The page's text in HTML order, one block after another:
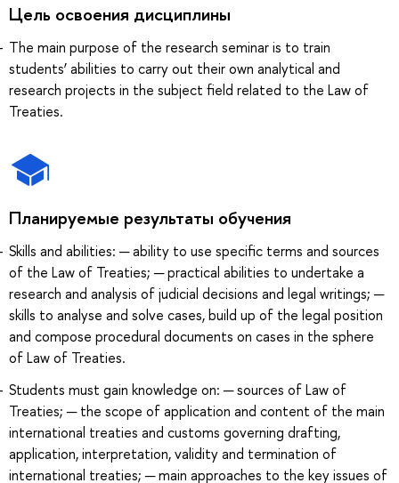
Цель освоения дисциплины
The main purpose of the research seminar is to train
students’ abilities to carry out their own analytical and
research projects in the subject field related to the Law of
Treaties.
Планируемые результаты обучения
Skills and abilities: ─ ability to use specific terms and sources
of the Law of Treaties; ─ practical abilities to undertake a
research and analysis of judicial decisions and legal writings; ─
skills to analyse and solve cases, build up of the legal position
and compose procedural documents on cases in the sphere
of Law of Treaties.
Students must gain knowledge on: ─ sources of Law of
Treaties; ─ the scope of application and content of the main
international treaties and customs governing drafting,
application, interpretation, validity and termination of
international treaties; ─ main approaches to the key issues of